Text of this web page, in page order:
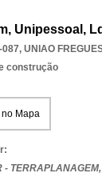
Unipessoal,
087, UNIAO
construção
no Mapa
- TERRAPLANAGEM,